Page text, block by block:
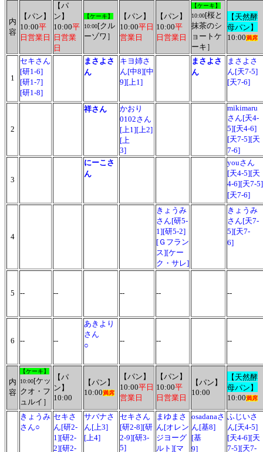
内
容
【パン】
10:00平
日営業日
【パ
ン】
10:00平
日営業
日
【ケーキ】
10:00[クル
ーゾワ］
【パン】
10:00平日
営業日
【パン】
10:00平
日営業日
【ケーキ】
10:00[桜と
抹茶のシ
ョートケ
ーキ］
【天然酵
母パン】
10:00満席
1
セキさん
[研1-6]
[研1-7]
[研1-8]
まさよさ
ん
キヨ姉さ
ん[中8][中
9][上1]
まさよさ
ん
まさよさ
ん[天7-5]
[天7-6]
2
祥さん
かおり
0102さん
[上1][上2]
[上
3]
mikimaru
さん[天4-
5][天4-6]
[天7-5][天
7-6]
3
にーこさ
ん
youさん
[天4-5][天
4-6][天7-5]
[天7-6]
4
きょうみ
さん[研5-
1][研5-2]
[Ｇフラン
ス][ケー
ク・サレ]
きょうみ
さん[天7-
5][天7-
6]
5 -- -- -- -- --
6 -- --
あきより
さん
○
-- -- --
内
容
【ケーキ】
10:00[ケッ
クオ・フ
ュルイ］
【パ
ン】
10:00
【パン】
10:00満席
【パン】
10:00平日
営業日
【パン】
10:00平
日営業日
【パン】
10:00
【天然酵
母パン】
10:00満席
きょうみ
さん○
セキさ
ん[研2-
1][研2-
2][研2-
サバナさ
ん[上3]
[上4]
セキさん
[研2-8][研
2-9][研3-
5]
まゆまさ
ん[オレン
ジヨーグ
ルト][マ
osadanaさ
ん[基8]
[基
9]
ふじいさ
ん[天4-5]
[天4-6][天
7-5][天7-